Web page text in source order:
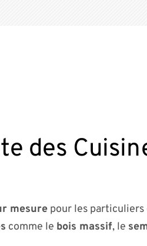
des
mesure pour les particuliers
comme le bois massif, le